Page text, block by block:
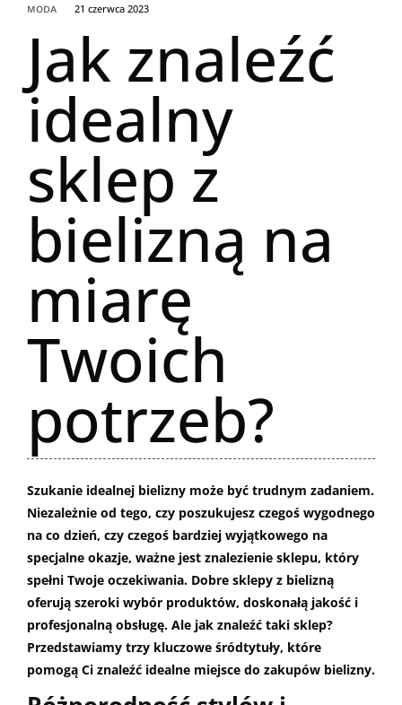
MODA 21 czerwca 2023
Jak znaleźć
idealny
sklep z
bielizną na
miarę
Twoich
potrzeb?
Szukanie idealnej bielizny może być trudnym zadaniem.
Niezależnie od tego, czy poszukujesz czegoś wygodnego
na co dzień, czy czegoś bardziej wyjątkowego na
specjalne okazje, ważne jest znalezienie sklepu, który
spełni Twoje oczekiwania. Dobre sklepy z bielizną
oferują szeroki wybór produktów, doskonałą jakość i
profesjonalną obsługę. Ale jak znaleźć taki sklep?
Przedstawiamy trzy kluczowe śródtytuły, które
pomogą Ci znaleźć idealne miejsce do zakupów bielizny.